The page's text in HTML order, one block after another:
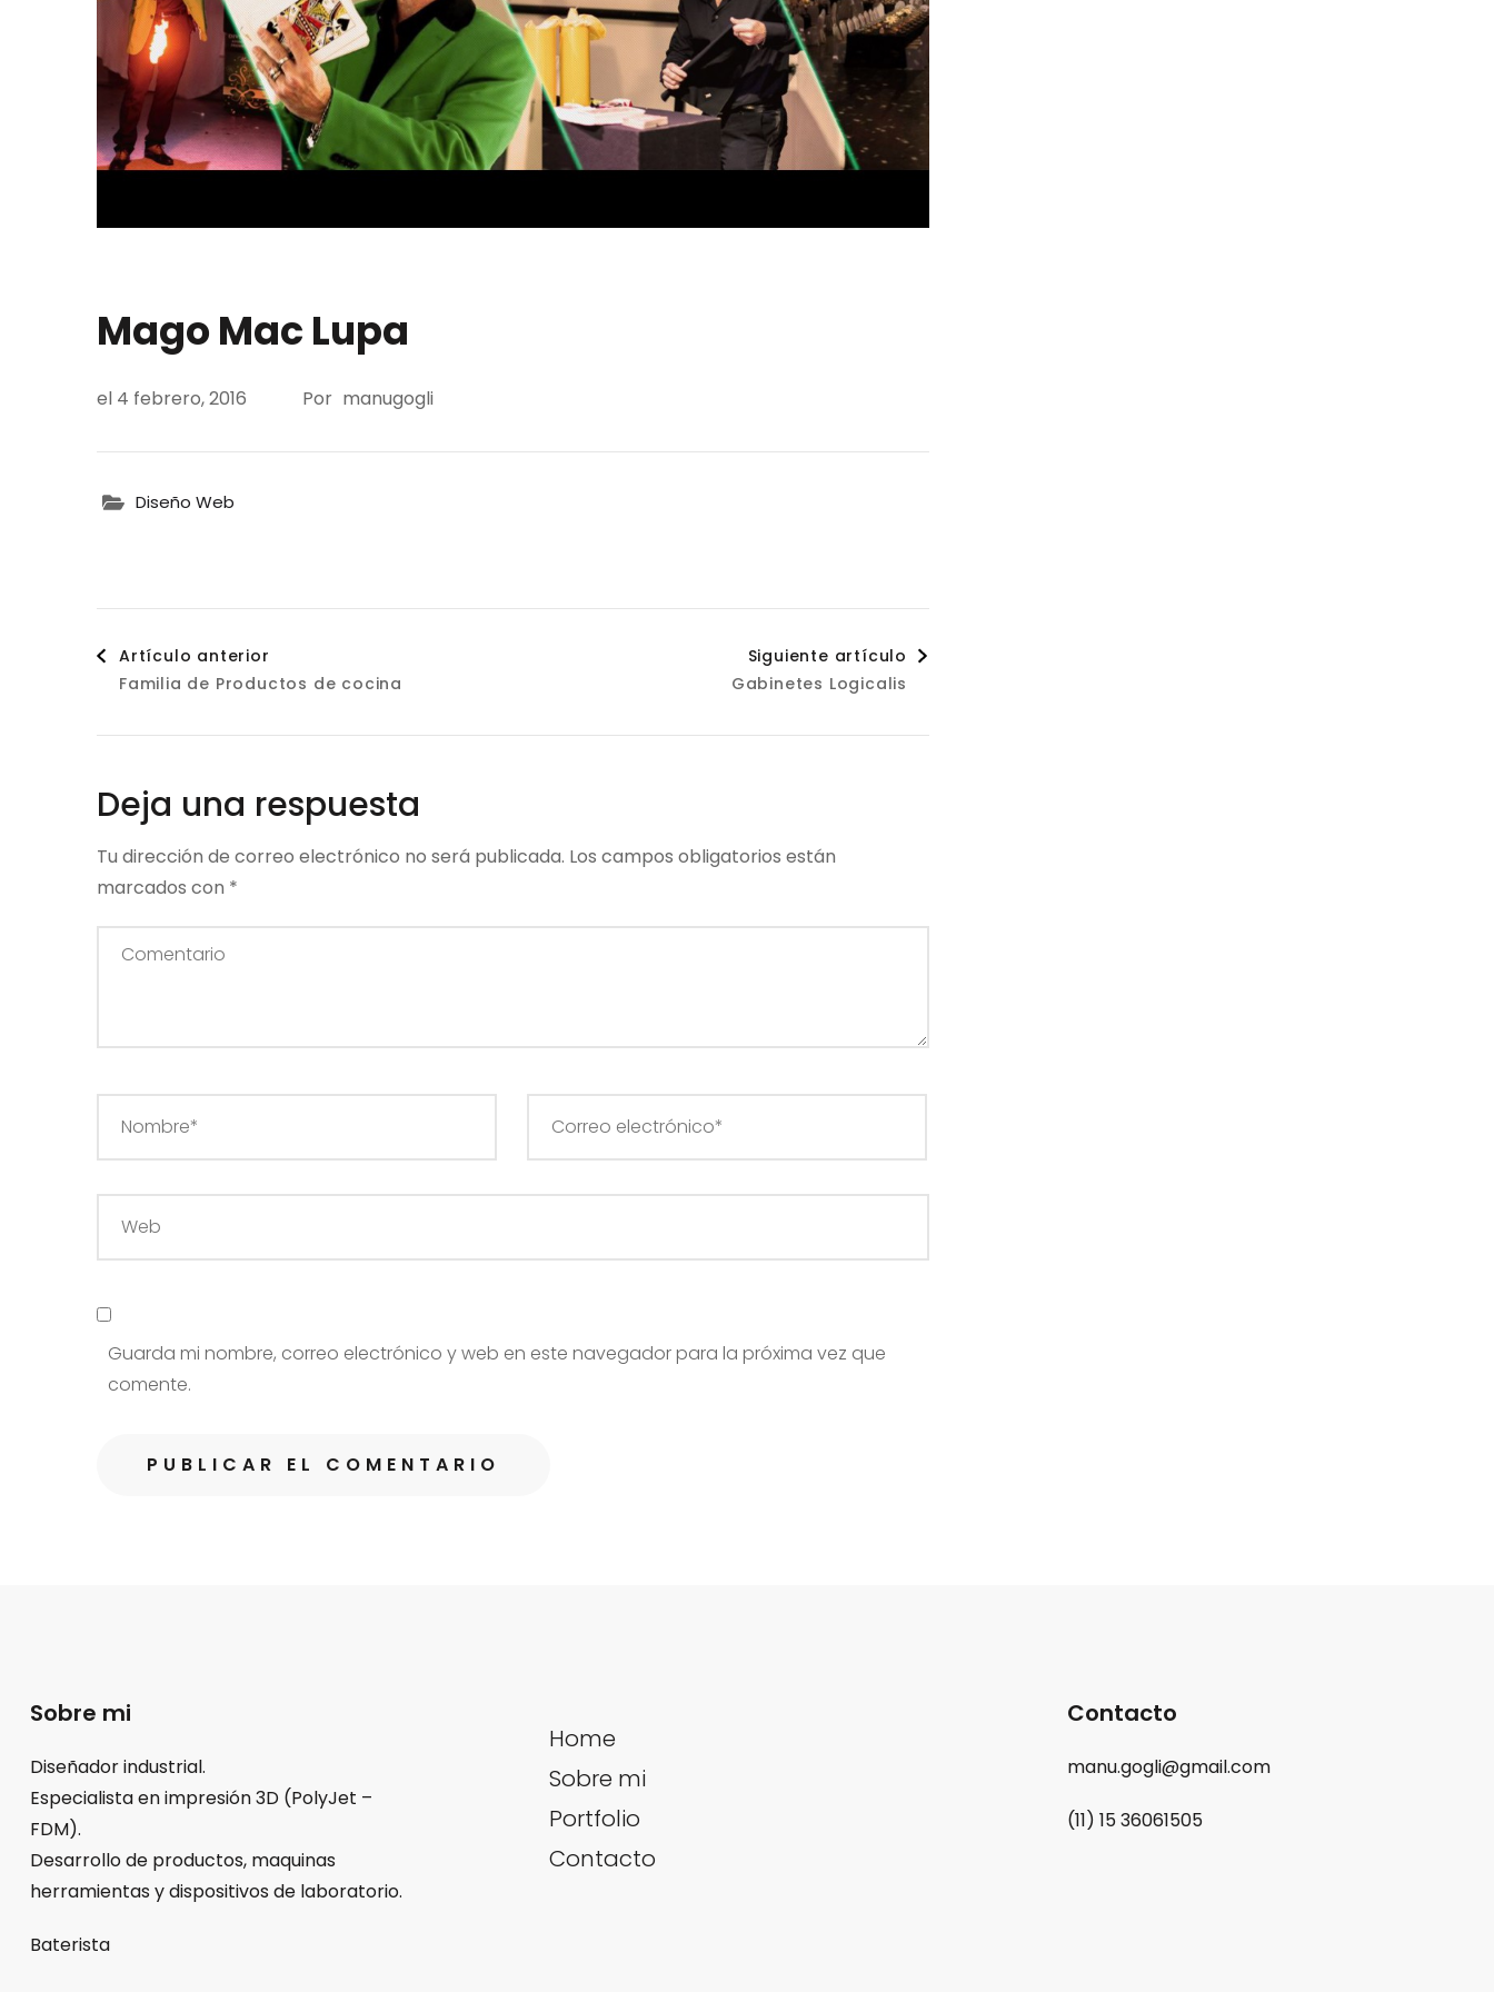
Mago Mac Lupa
el 4 febrero, 2016 Por manugogli
Diseño Web
Navegación
de
entradas
Artículo anterior
Familia de Productos de cocina
Siguiente artículo
Gabinetes Logicalis
Deja una respuesta
Tu dirección de correo electrónico no será publicada. Los campos obligatorios están
marcados con *
Guarda mi nombre, correo electrónico y web en este navegador para la próxima vez que
comente.
Sobre mi
Diseñador industrial.
Especialista en impresión 3D (PolyJet –
FDM).
Desarrollo de productos, maquinas
herramientas y dispositivos de laboratorio.
Baterista
Home
Sobre mi
Portfolio
Contacto
Contacto
manu.gogli@gmail.com
(11) 15 36061505